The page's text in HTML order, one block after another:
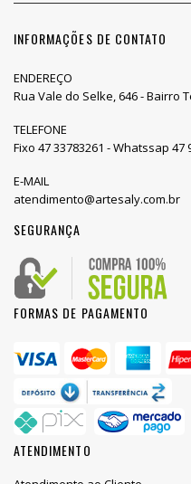
INFORMAÇÕES DE CONTATO
ENDEREÇO
Rua Vale do Selke, 646 - Bairro
TELEFONE
Fixo 47 33783261 - Whatssap 47
E-MAIL
atendimento@artesaly.com.br
SEGURANÇA
FORMAS DE PAGAMENTO
ATENDIMENTO